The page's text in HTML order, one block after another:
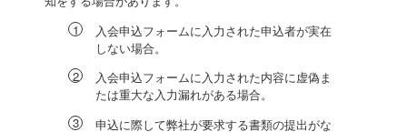
入会申込フォームに入力された申込者が実在
しない場合。
入会申込フォームに入力された内容に虚偽ま
たは重大な入力漏れがある場合。
申込に際して弊社が要求する書類の提出がな